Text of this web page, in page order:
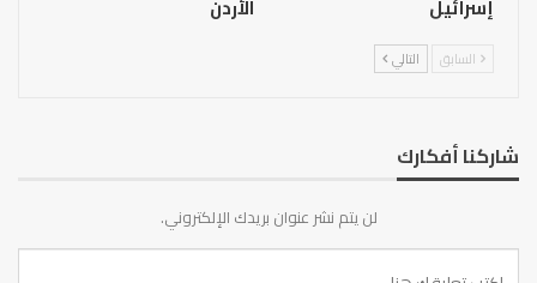
إسرائيل الأردن
السابق التالي
شاركنا أفكارك
لن يتم نشر عنوان بريدك الإلكتروني.